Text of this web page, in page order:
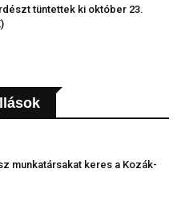
tüntettek ki október 23.
munkatársakat keres a Kozák-